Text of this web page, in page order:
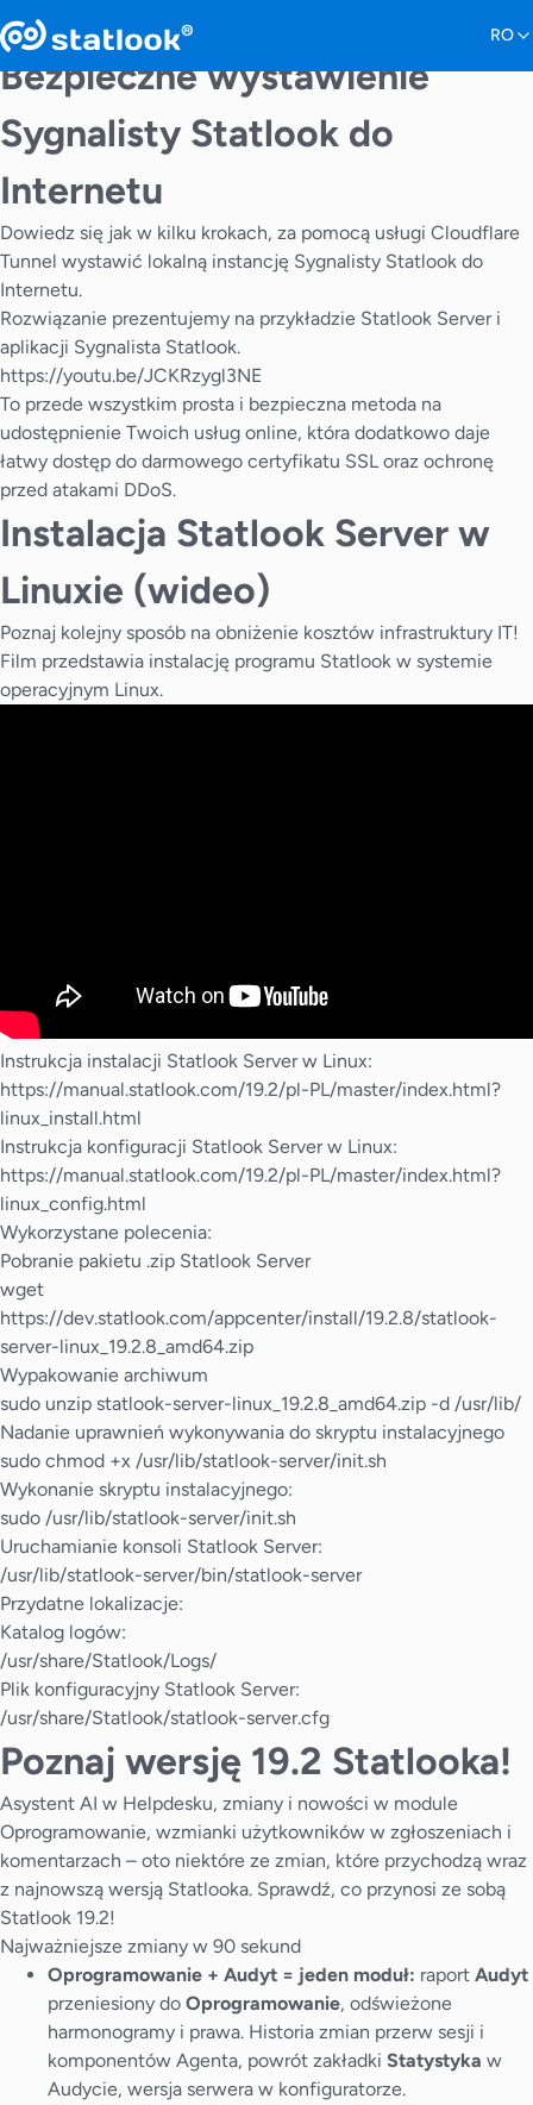
Bezpieczne wystawienie
Sygnalisty Statlook do
Internetu
Dowiedz się jak w kilku krokach, za pomocą usługi Cloudflare
Tunnel wystawić lokalną instancję Sygnalisty Statlook do
Internetu.
Rozwiązanie prezentujemy na przykładzie Statlook Server i
aplikacji Sygnalista Statlook.
https://youtu.be/JCKRzygl3NE
To przede wszystkim prosta i bezpieczna metoda na
udostępnienie Twoich usług online, która dodatkowo daje
łatwy dostęp do darmowego certyfikatu SSL oraz ochronę
przed atakami DDoS.
Instalacja Statlook Server w
Linuxie (wideo)
Poznaj kolejny sposób na obniżenie kosztów infrastruktury IT!
Film przedstawia instalację programu Statlook w systemie
operacyjnym Linux.
Instrukcja instalacji Statlook Server w Linux:
https://manual.statlook.com/19.2/pl-PL/master/index.html?
linux_install.html
Instrukcja konfiguracji Statlook Server w Linux:
https://manual.statlook.com/19.2/pl-PL/master/index.html?
linux_config.html
Wykorzystane polecenia:
Pobranie pakietu .zip Statlook Server
wget
https://dev.statlook.com/appcenter/install/19.2.8/statlook-
server-linux_19.2.8_amd64.zip
Wypakowanie archiwum
sudo unzip statlook-server-linux_19.2.8_amd64.zip -d /usr/lib/
Nadanie uprawnień wykonywania do skryptu instalacyjnego
sudo chmod +x /usr/lib/statlook-server/init.sh
Wykonanie skryptu instalacyjnego:
sudo /usr/lib/statlook-server/init.sh
Uruchamianie konsoli Statlook Server:
/usr/lib/statlook-server/bin/statlook-server
Przydatne lokalizacje:
Katalog logów:
/usr/share/Statlook/Logs/
Plik konfiguracyjny Statlook Server:
/usr/share/Statlook/statlook-server.cfg
Poznaj wersję 19.2 Statlooka!
Asystent AI w Helpdesku, zmiany i nowości w module
Oprogramowanie, wzmianki użytkowników w zgłoszeniach i
komentarzach – oto niektóre ze zmian, które przychodzą wraz
z najnowszą wersją Statlooka. Sprawdź, co przynosi ze sobą
Statlook 19.2!
Najważniejsze zmiany w 90 sekund
Oprogramowanie + Audyt = jeden moduł: raport Audyt
przeniesiony do Oprogramowanie, odświeżone
harmonogramy i prawa. Historia zmian przerw sesji i
komponentów Agenta, powrót zakładki Statystyka w
Audycie, wersja serwera w konfiguratorze.